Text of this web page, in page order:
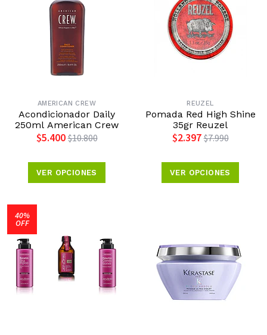
AMERICAN CREW
Acondicionador Daily
250ml American Crew
$5.400 $10.800
VER OPCIONES
REUZEL
Pomada Red High Shine
35gr Reuzel
$2.397 $7.990
VER OPCIONES
40%
OFF